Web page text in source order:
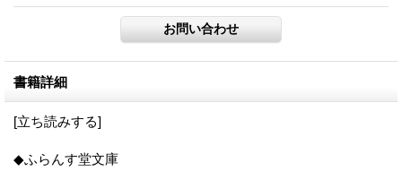
書籍詳細
[立ち読みする]
◆ふらんす堂文庫